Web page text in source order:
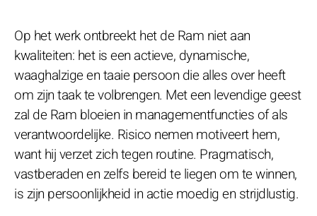
Op het werk ontbreekt het de Ram niet aan
kwaliteiten: het is een actieve, dynamische,
waaghalzige en taaie persoon die alles over heeft
om zijn taak te volbrengen. Met een levendige geest
zal de Ram bloeien in managementfuncties of als
verantwoordelijke. Risico nemen motiveert hem,
want hij verzet zich tegen routine. Pragmatisch,
vastberaden en zelfs bereid te liegen om te winnen,
is zijn persoonlijkheid in actie moedig en strijdlustig.